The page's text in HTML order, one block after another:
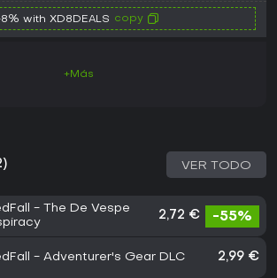
with XD8DEALS copy
+Más
VER TODO
- The De Vespe
2,72 € -55%
- Adventurer's Gear DLC 2,99 €